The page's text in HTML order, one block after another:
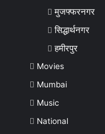
मुजफ्फरनगर
सिद्धार्थनगर
हमीरपुर
Movies
Mumbai
Music
National